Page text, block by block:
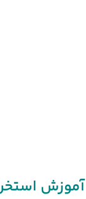
آموزش